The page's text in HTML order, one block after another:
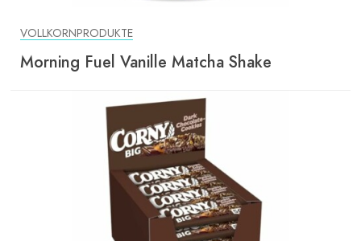
VOLLKORNPRODUKTE
Morning Fuel Vanille Matcha Shake